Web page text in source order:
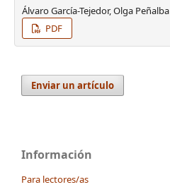
Álvaro García-Tejedor, Olga Peñalba
PDF
Enviar un artículo
Información
Para lectores/as